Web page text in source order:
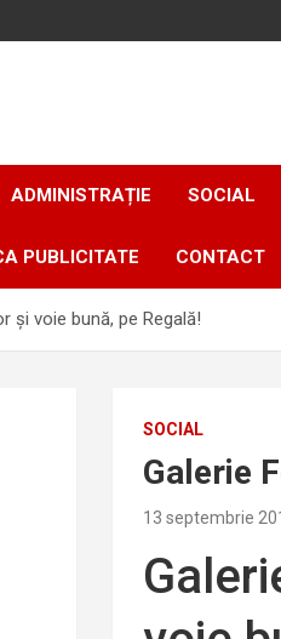
ADMINISTRAȚIE SOCIAL
PUBLICITATE CONTACT
și voie bună, pe Regală!
SOCIAL
Galerie
13 septembrie